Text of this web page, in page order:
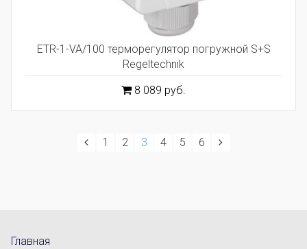
ETR-1-VA/100 терморегулятор погружной S+S
Regeltechnik
8 089 руб.
1 2 3 4 5 6
Главная